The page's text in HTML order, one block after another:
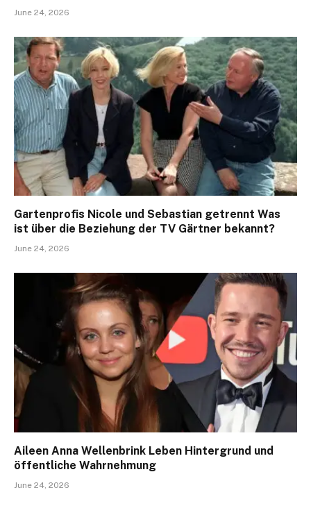
June 24, 2026
Gartenprofis Nicole und Sebastian getrennt Was
ist über die Beziehung der TV Gärtner bekannt?
June 24, 2026
Aileen Anna Wellenbrink Leben Hintergrund und
öffentliche Wahrnehmung
June 24, 2026